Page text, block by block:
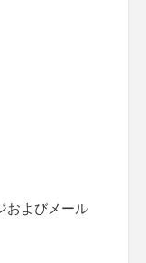
およびメール